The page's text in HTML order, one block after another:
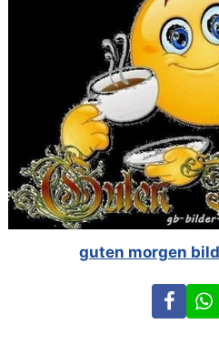
guten morgen